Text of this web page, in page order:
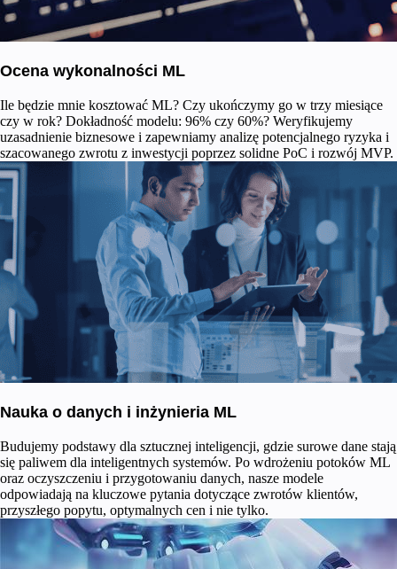
Ocena wykonalności ML
Ile będzie mnie kosztować ML? Czy ukończymy go w trzy miesiące
czy w rok? Dokładność modelu: 96% czy 60%? Weryfikujemy
uzasadnienie biznesowe i zapewniamy analizę potencjalnego ryzyka i
szacowanego zwrotu z inwestycji poprzez solidne PoC i rozwój MVP.
Nauka o danych i inżynieria ML
Budujemy podstawy dla sztucznej inteligencji, gdzie surowe dane stają
się paliwem dla inteligentnych systemów. Po wdrożeniu potoków ML
oraz oczyszczeniu i przygotowaniu danych, nasze modele
odpowiadają na kluczowe pytania dotyczące zwrotów klientów,
przyszłego popytu, optymalnych cen i nie tylko.